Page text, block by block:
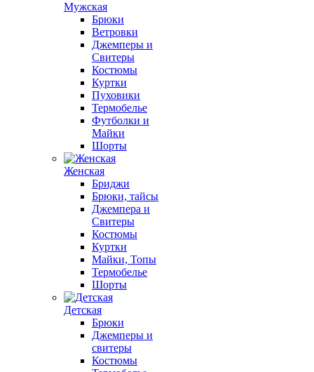
Мужская
Брюки
Ветровки
Джемперы и
Свитеры
Костюмы
Куртки
Пуховики
Термобелье
Футболки и
Майки
Шорты
Женская
Бриджи
Брюки, тайсы
Джемпера и
Свитеры
Костюмы
Куртки
Майки, Топы
Термобелье
Шорты
Детская
Брюки
Джемперы и
свитеры
Костюмы